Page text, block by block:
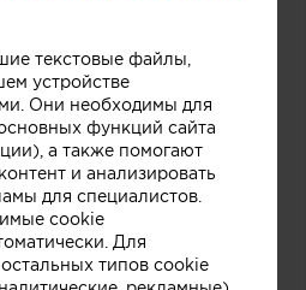
В жизни главное –
друзей,
просто
что будет классно! Я
так много прекрасных,
и дизайнеров; я
с Советом экспертов
– полностью доверяю
команды.
текстовые файлы,
устройстве
Они необходимы для
функций сайта
а также помогают
и анализировать
для специалистов.
cookie
Для
типов cookie